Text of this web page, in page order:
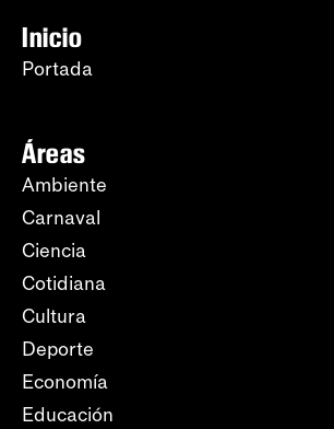
Inicio
Portada
Áreas
Ambiente
Carnaval
Ciencia
Cotidiana
Cultura
Deporte
Economía
Educación